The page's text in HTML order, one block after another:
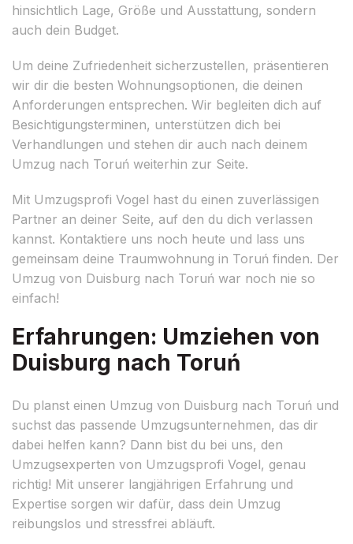
hinsichtlich Lage, Größe und Ausstattung, sondern
auch dein Budget.
Um deine Zufriedenheit sicherzustellen, präsentieren
wir dir die besten Wohnungsoptionen, die deinen
Anforderungen entsprechen. Wir begleiten dich auf
Besichtigungsterminen, unterstützen dich bei
Verhandlungen und stehen dir auch nach deinem
Umzug nach Toruń weiterhin zur Seite.
Mit Umzugsprofi Vogel hast du einen zuverlässigen
Partner an deiner Seite, auf den du dich verlassen
kannst. Kontaktiere uns noch heute und lass uns
gemeinsam deine Traumwohnung in Toruń finden. Der
Umzug von Duisburg nach Toruń war noch nie so
einfach!
Erfahrungen: Umziehen von
Duisburg nach Toruń
Du planst einen Umzug von Duisburg nach Toruń und
suchst das passende Umzugsunternehmen, das dir
dabei helfen kann? Dann bist du bei uns, den
Umzugsexperten von Umzugsprofi Vogel, genau
richtig! Mit unserer langjährigen Erfahrung und
Expertise sorgen wir dafür, dass dein Umzug
reibungslos und stressfrei abläuft.